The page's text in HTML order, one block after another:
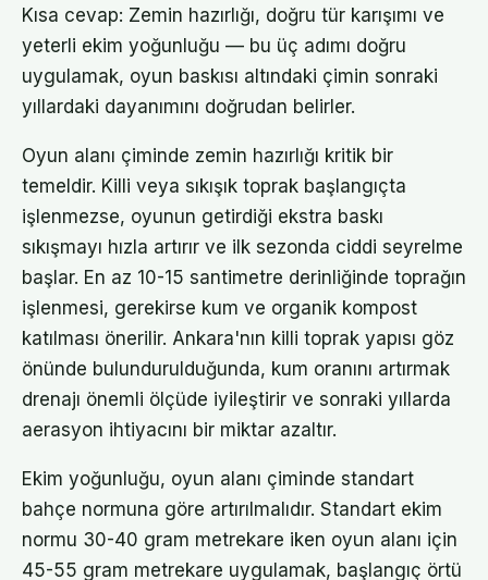
Kısa cevap: Zemin hazırlığı, doğru tür karışımı ve
yeterli ekim yoğunluğu — bu üç adımı doğru
uygulamak, oyun baskısı altındaki çimin sonraki
yıllardaki dayanımını doğrudan belirler.
Oyun alanı çiminde zemin hazırlığı kritik bir
temeldir. Killi veya sıkışık toprak başlangıçta
işlenmezse, oyunun getirdiği ekstra baskı
sıkışmayı hızla artırır ve ilk sezonda ciddi seyrelme
başlar. En az 10-15 santimetre derinliğinde toprağın
işlenmesi, gerekirse kum ve organik kompost
katılması önerilir. Ankara'nın killi toprak yapısı göz
önünde bulundurulduğunda, kum oranını artırmak
drenajı önemli ölçüde iyileştirir ve sonraki yıllarda
aerasyon ihtiyacını bir miktar azaltır.
Ekim yoğunluğu, oyun alanı çiminde standart
bahçe normuna göre artırılmalıdır. Standart ekim
normu 30-40 gram metrekare iken oyun alanı için
45-55 gram metrekare uygulamak, başlangıç örtü